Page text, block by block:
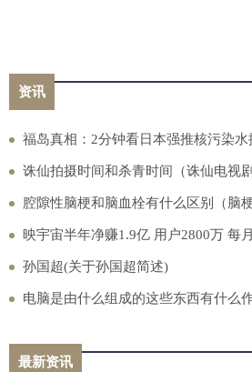
资讯
福岛真相：2分钟看日本强推核污染
诛仙拍摄时间和杀青时间（诛仙电视
腔隙性脑梗和脑血栓有什么区别（脑
映宇宙半年净赚1.9亿 用户2800万 每
孙国超(关于孙国超简述)
电脑是由什么组成的这些东西有什么
最新资讯